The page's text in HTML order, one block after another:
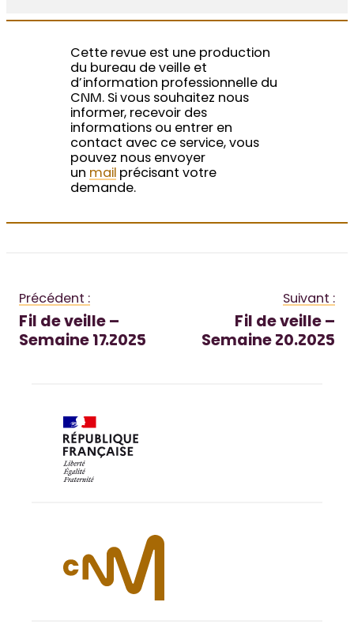
Cette revue est une production
du bureau de veille et
d’information professionnelle du
CNM. Si vous souhaitez nous
informer, recevoir des
informations ou entrer en
contact avec ce service, vous
pouvez nous envoyer
un mail précisant votre
demande.
Précédent :
Fil de veille –
Semaine 17.2025
Suivant :
Fil de veille –
Semaine 20.2025